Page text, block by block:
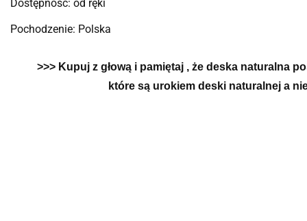
Dostępność: od ręki
Pochodzenie: Polska
>>> Kupuj z głową i pamiętaj , że deska naturalna
które są urokiem deski naturalnej a